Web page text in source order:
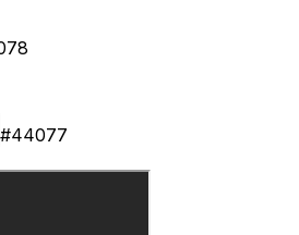
#44077